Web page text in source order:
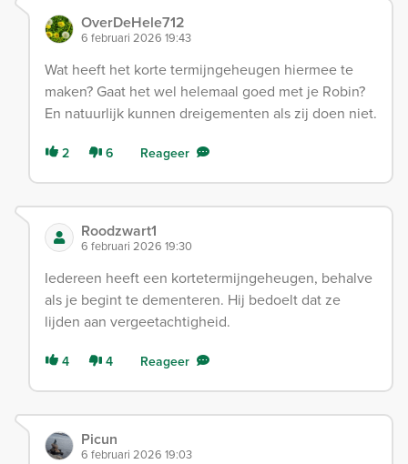
OverDeHele712
6 februari 2026 19:43
Wat heeft het korte termijngeheugen hiermee te
maken? Gaat het wel helemaal goed met je Robin?
En natuurlijk kunnen dreigementen als zij doen niet.
2 6 Reageer
Roodzwart1
6 februari 2026 19:30
Iedereen heeft een kortetermijngeheugen, behalve
als je begint te dementeren. Hij bedoelt dat ze
lijden aan vergeetachtigheid.
4 4 Reageer
Picun
6 februari 2026 19:03